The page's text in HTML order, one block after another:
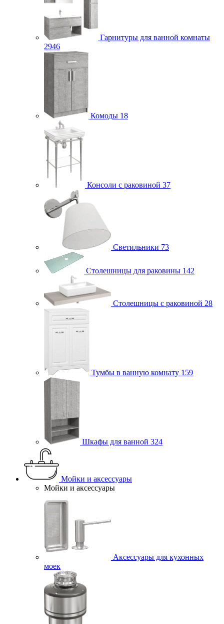
Гарнитуры для ванной комнаты
2946
Комоды 18
Консоли с раковиной 37
Светильники 73
Столешницы для раковины 142
Столешницы с раковиной 28
Тумбы в ванную комнату 159
Шкафы для ванной 324
Мойки и аксессуары
Мойки и аксессуары
Аксессуары для кухонных
моек